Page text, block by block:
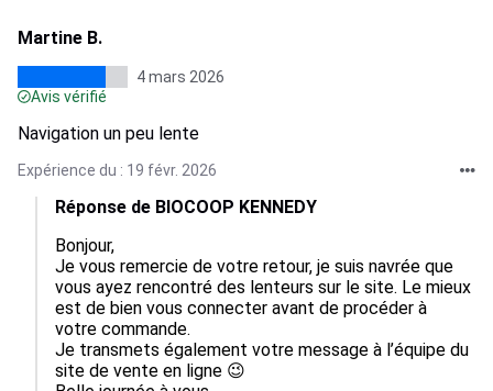
Martine B.
4 mars 2026
Avis vérifié
Navigation un peu lente
Expérience du : 19 févr. 2026
Réponse de BIOCOOP KENNEDY
Bonjour,
Je vous remercie de votre retour, je suis navrée que
vous ayez rencontré des lenteurs sur le site. Le mieux
est de bien vous connecter avant de procéder à
votre commande.
Je transmets également votre message à l’équipe du
site de vente en ligne 😉